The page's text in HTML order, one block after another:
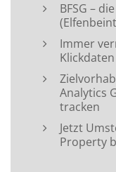
BFSG –
Immer
Analytics
tracken
Jetzt
Property